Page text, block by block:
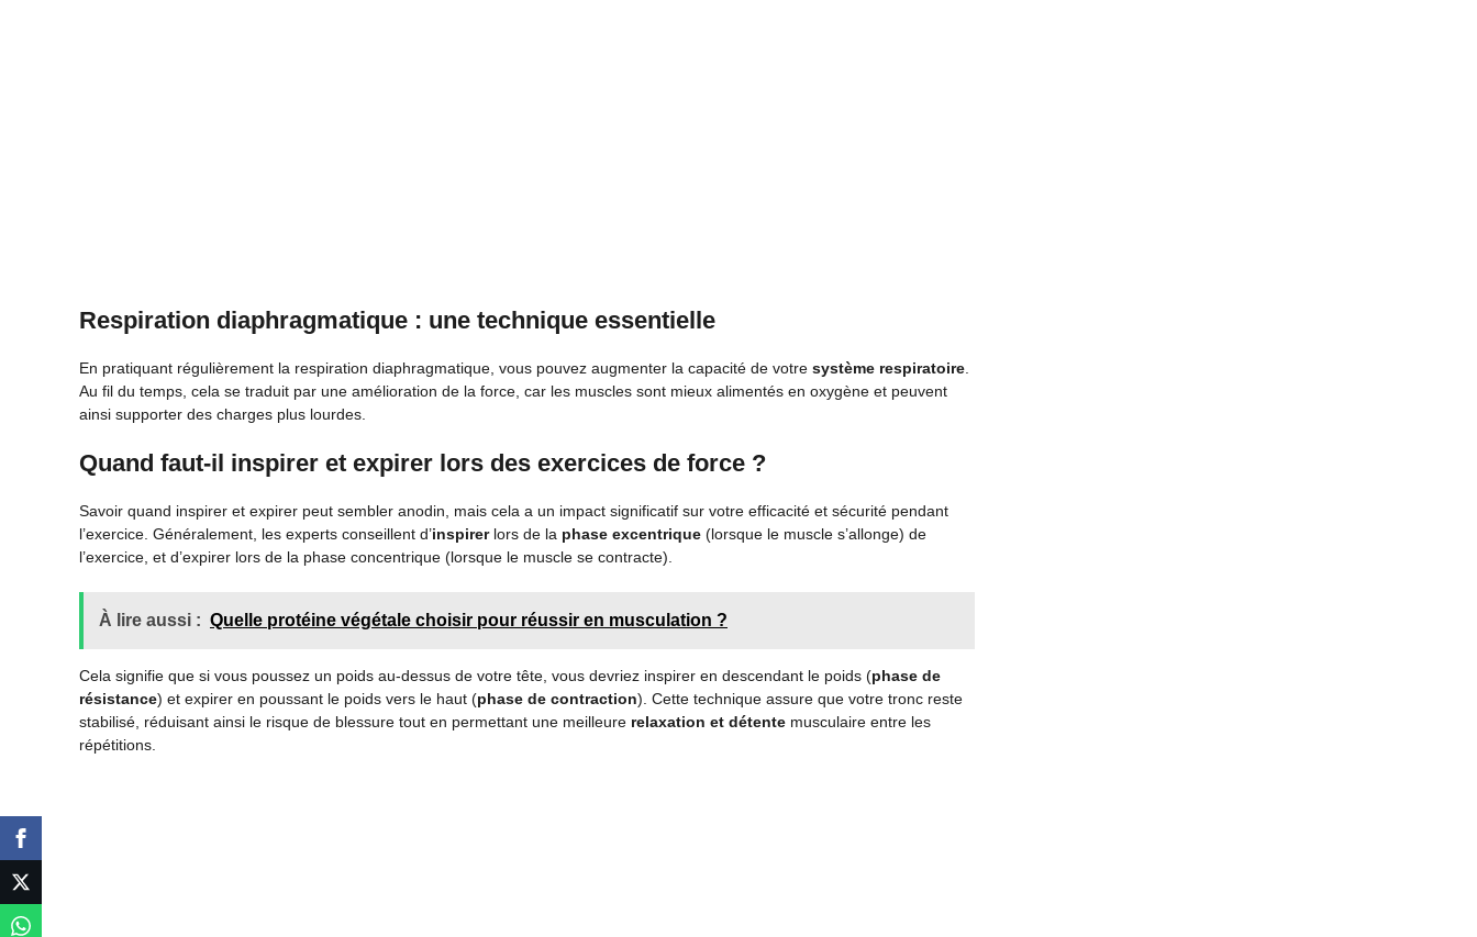
Respiration diaphragmatique : une technique essentielle
En pratiquant régulièrement la respiration diaphragmatique, vous pouvez augmenter la capacité de votre système respiratoire.
Au fil du temps, cela se traduit par une amélioration de la force, car les muscles sont mieux alimentés en oxygène et peuvent
ainsi supporter des charges plus lourdes.
Quand faut-il inspirer et expirer lors des exercices de force ?
Savoir quand inspirer et expirer peut sembler anodin, mais cela a un impact significatif sur votre efficacité et sécurité pendant
l’exercice. Généralement, les experts conseillent d’inspirerlors de la phase excentrique (lorsque le muscle s’allonge) de
l’exercice, et d’expirer lors de la phase concentrique (lorsque le muscle se contracte).
À lire aussi : Quelle protéine végétale choisir pour réussir en musculation ?
Cela signifie que si vous poussez un poids au-dessus de votre tête, vous devriez inspirer en descendant le poids (phase de
résistance) et expirer en poussant le poids vers le haut (phase de contraction). Cette technique assure que votre tronc reste
stabilisé, réduisant ainsi le risque de blessure tout en permettant une meilleure relaxation et détente musculaire entre les
répétitions.